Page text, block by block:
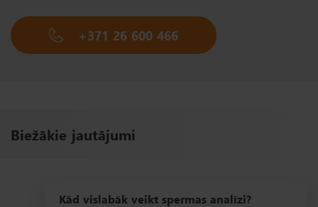
+371 26 600 466
Biežākie jautājumi
Kād vislabāk veikt spermas analīzi?